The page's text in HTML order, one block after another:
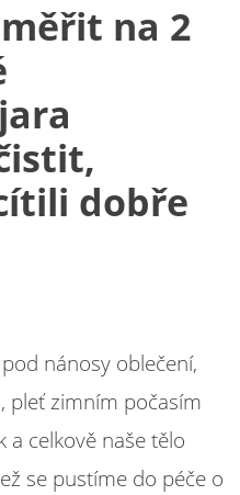
na 2
dobře
nánosy oblečení,
pleť zimním počasím
a celkově naše tělo
se pustíme do péče o